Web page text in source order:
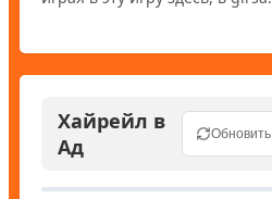
Хайрейл в
Ад
Обновить